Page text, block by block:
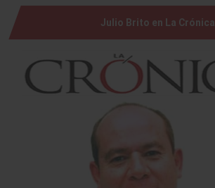
Julio Brito en La Crónica